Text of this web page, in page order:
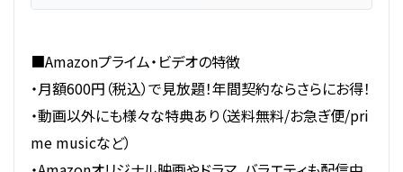
■Amazonプライム・ビデオの特徴
・月額600円（税込）で見放題！年間契約ならさらにお得！
・動画以外にも様々な特典あり（送料無料/お急ぎ便/pri
me musicなど）